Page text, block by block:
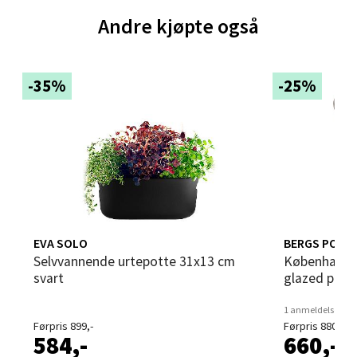
Andre kjøpte også
-35%
EVA SOLO
Selvvannende urtepotte 31x13 cm
svart
Førpris 899,-
584,-
-25%
BERGS
Københavner blomsterpotte 18 cm
glazed
1 anmeldelse
Førpris 880,-
660,-
0 i butikk
Velg
Bergen - Thon Senter Sartor
Sartorvegen 12, 5353 Straume
Åpent i dag 10-21
0 i butikk
Velg